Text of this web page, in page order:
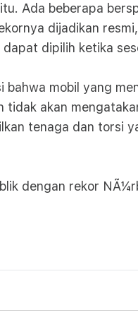
Ada beberapa
dijadikan
dipilih ketika
mobil yang
akan
tenaga dan torsi
dengan rekor